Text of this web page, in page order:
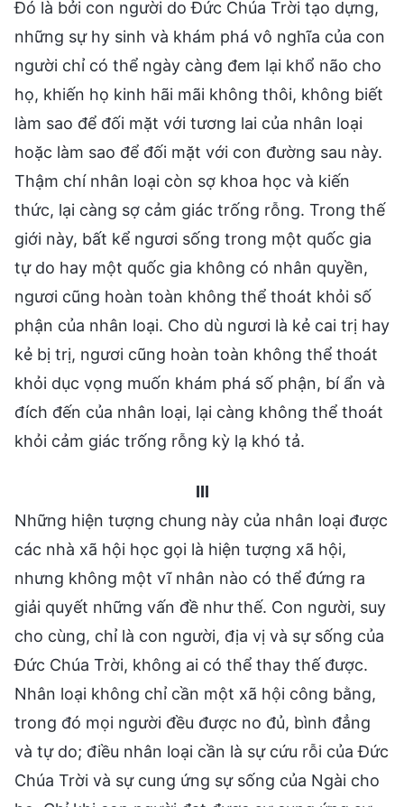
Đó là bởi con người do Đức Chúa Trời tạo dựng,
những sự hy sinh và khám phá vô nghĩa của con
người chỉ có thể ngày càng đem lại khổ não cho
họ, khiến họ kinh hãi mãi không thôi, không biết
làm sao để đối mặt với tương lai của nhân loại
hoặc làm sao để đối mặt với con đường sau này.
Thậm chí nhân loại còn sợ khoa học và kiến
thức, lại càng sợ cảm giác trống rỗng. Trong thế
giới này, bất kể ngươi sống trong một quốc gia
tự do hay một quốc gia không có nhân quyền,
ngươi cũng hoàn toàn không thể thoát khỏi số
phận của nhân loại. Cho dù ngươi là kẻ cai trị hay
kẻ bị trị, ngươi cũng hoàn toàn không thể thoát
khỏi dục vọng muốn khám phá số phận, bí ẩn và
đích đến của nhân loại, lại càng không thể thoát
khỏi cảm giác trống rỗng kỳ lạ khó tả.
III
Những hiện tượng chung này của nhân loại được
các nhà xã hội học gọi là hiện tượng xã hội,
nhưng không một vĩ nhân nào có thể đứng ra
giải quyết những vấn đề như thế. Con người, suy
cho cùng, chỉ là con người, địa vị và sự sống của
Đức Chúa Trời, không ai có thể thay thế được.
Nhân loại không chỉ cần một xã hội công bằng,
trong đó mọi người đều được no đủ, bình đẳng
và tự do; điều nhân loại cần là sự cứu rỗi của Đức
Chúa Trời và sự cung ứng sự sống của Ngài cho